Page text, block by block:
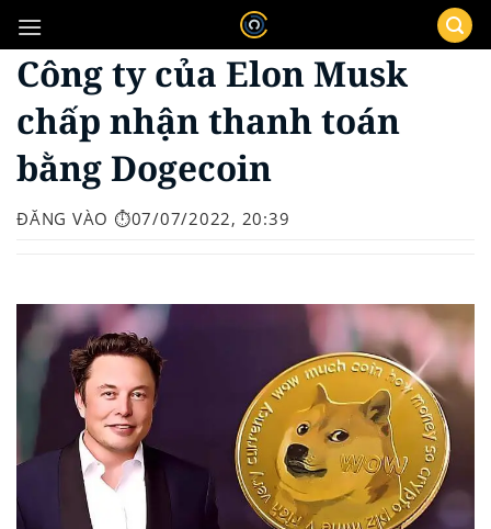
qua
nội
dung
Công ty của Elon Musk
chấp nhận thanh toán
bằng Dogecoin
ĐĂNG VÀO ⏱️07/07/2022, 20:39